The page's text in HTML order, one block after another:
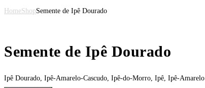
HomeShopSemente de Ipê Dourado
Semente de Ipê Dourado
Ipê Dourado, Ipê-Amarelo-Cascudo, Ipê-do-Morro, Ipê, Ipê-Amarelo